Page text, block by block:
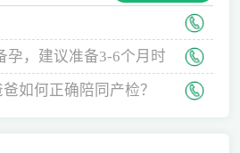
孕，建议准备3-6个月时
如何正确陪同产检？